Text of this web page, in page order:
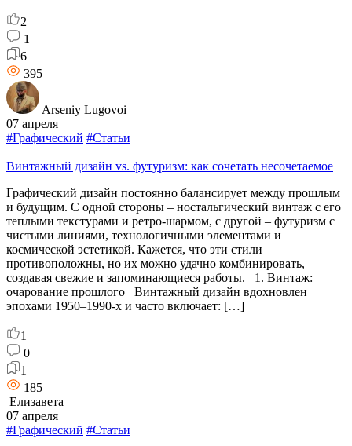
2
1
6
395
Arseniy Lugovoi
07 апреля
#Графический #Статьи
Винтажный дизайн vs. футуризм: как сочетать несочетаемое
Графический дизайн постоянно балансирует между прошлым
и будущим. С одной стороны – ностальгический винтаж с его
теплыми текстурами и ретро-шармом, с другой – футуризм с
чистыми линиями, технологичными элементами и
космической эстетикой. Кажется, что эти стили
противоположны, но их можно удачно комбинировать,
создавая свежие и запоминающиеся работы. 1. Винтаж:
очарование прошлого Винтажный дизайн вдохновлен
эпохами 1950–1990-х и часто включает: […]
1
0
1
185
Елизавета
07 апреля
#Графический #Статьи